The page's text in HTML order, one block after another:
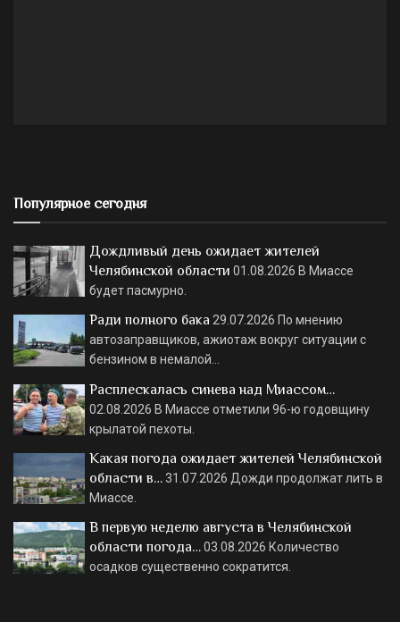
Популярное сегодня
Дождливый день ожидает жителей
Челябинской области 01.08.2026 В Миассе
будет пасмурно.
Ради полного бака 29.07.2026 По мнению
автозаправщиков, ажиотаж вокруг ситуации с
бензином в немалой…
Расплескалась синева над Миассом…
02.08.2026 В Миассе отметили 96-ю годовщину
крылатой пехоты.
Какая погода ожидает жителей Челябинской
области в…31.07.2026 Дожди продолжат лить в
Миассе.
В первую неделю августа в Челябинской
области погода…03.08.2026 Количество
осадков существенно сократится.